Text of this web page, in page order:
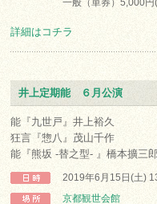
一般（単券）5,000
詳細はコチラ
井上定期能 ６月公演
能『九世戸』井上裕久
狂言『惣八』茂山千作
能『熊坂 -替之型- 』橋本擴三
2019年6月15日(土)
京都観世会館